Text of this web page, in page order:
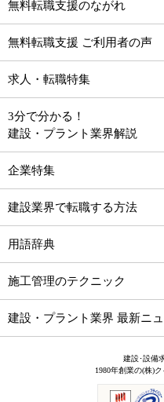
無料転職支援のながれ
無料転職支援 ご利用者の声
求人・転職特集
3分で分かる！
建設・プラント業界解説
企業特集
建設業界で転職する方法
用語辞典
施工管理のテクニック
建設・プラント業界 最新ニ
建設･設備
1980年創業の(株)